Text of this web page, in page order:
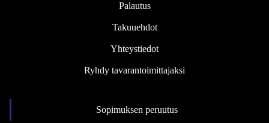
Palautus
Takuuehdot
Yhteystiedot
Ryhdy tavarantoimittajaksi
Sopimuksen peruutus